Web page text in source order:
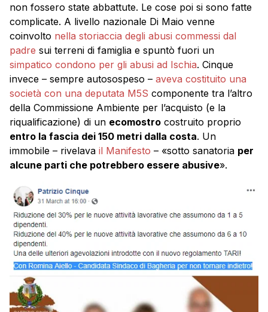
non fossero state abbattute. Le cose poi si sono fatte
complicate. A livello nazionale Di Maio venne
coinvolto nella storiaccia degli abusi commessi dal
padre sui terreni di famiglia e spuntò fuori un
simpatico condono per gli abusi ad Ischia. Cinque
invece – sempre autosospeso – aveva costituito una
società con una deputata M5S componente tra l’altro
della Commissione Ambiente per l’acquisto (e la
riqualificazione) di un ecomostro costruito proprio
entro la fascia dei 150 metri dalla costa. Un
immobile – rivelava il Manifesto – «sotto sanatoria per
alcune parti che potrebbero essere abusive».